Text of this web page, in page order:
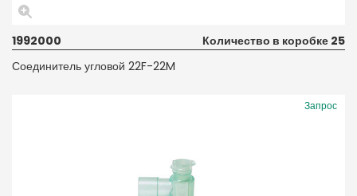
1992000
Количество в коробке 25
Соединитель угловой 22F-22M
Запрос